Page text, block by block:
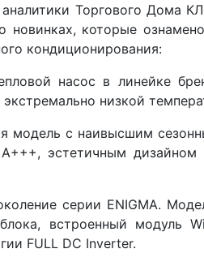
аналитики Торгового Дома
новинках, которые
кондиционирования:
насос в линейке
низкой
модель с наивысшим
эстетичным дизайном
серии ENIGMA.
встроенный модуль
FULL DC Inverter.